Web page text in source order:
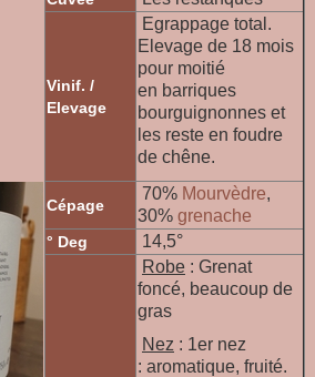
Vinif. /
Elevage
Egrappage total.
Elevage de 18 mois
pour moitié
en barriques
bourguignonnes et
les reste en foudre
de chêne.
Cépage
70% Mourvèdre,
30% grenache
° Deg 14,5°
Robe : Grenat
foncé, beaucoup de
gras
Nez : 1er nez
: aromatique, fruité.